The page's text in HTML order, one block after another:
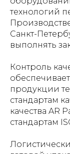
технологий
Санкт-
выполнять
Контроль
продукции
стандартам
качества AR
стандартам